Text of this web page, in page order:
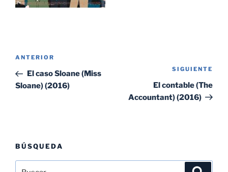
Navegación
entradas
Entrada
anterior:
ANTERIOR
El caso Sloane (Miss
Sloane) (2016)
SIGUIENTE
El contable (The
Accountant) (2016)
BÚSQUEDA